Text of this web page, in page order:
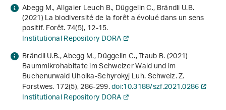
Abegg M., Allgaier Leuch B., Düggelin C., Brändli U.B.
(2021) La biodiversité de la forêt a évolué dans un sens
positif. Forêt.74(5), 12-15.
Institutional Repository DORA
Brändli U.B., Abegg M., Düggelin C., Traub B. (2021)
Baummikrohabitate im Schweizer Wald und im
Buchenurwald Uholka-Schyrokyj Luh. Schweiz. Z.
Forstwes.172(5), 286-299.doi:10.3188/szf.2021.0286
Institutional Repository DORA